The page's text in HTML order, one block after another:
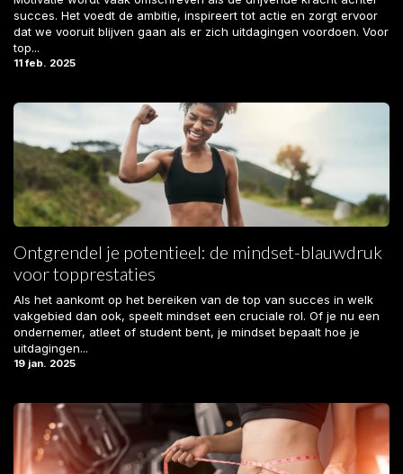
succes. Het voedt de ambitie, inspireert tot actie en zorgt ervoor
dat we vooruit blijven gaan als er zich uitdagingen voordoen. Voor
top...
11 feb. 2025
Ontgrendel je potentieel: de mindset-blauwdruk
voor topprestaties
Als het aankomt op het bereiken van de top van succes in welk
vakgebied dan ook, speelt mindset een cruciale rol. Of je nu een
ondernemer, atleet of student bent, je mindset bepaalt hoe je
uitdagingen...
19 jan. 2025